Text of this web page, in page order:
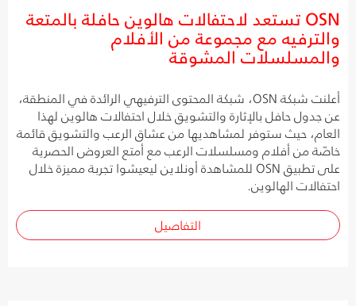
OSN تستعد لاحتفالات هالوين حافلة بالمتعة
والترفيه مع مجموعة من الأفلام
والمسلسلات المشوقة
أعلنت شبكة OSN، شبكة المحتوى الترفيهي الرائدة في المنطقة،
عن جدول حافل بالإثارة والتشويق خلال احتفالات هالوين لهذا
العام، حيث ستوفر لمشاهديها من عشاق الرعب والتشويق قائمة
خاصّة من أفلام ومسلسلات الرعب مع أمتع العروض الحصرية
على تطبيق OSN للمشاهدة أونلاين ليعيشوا تجربة مميزة خلال
احتفالات الهالوين.
التفاصيل